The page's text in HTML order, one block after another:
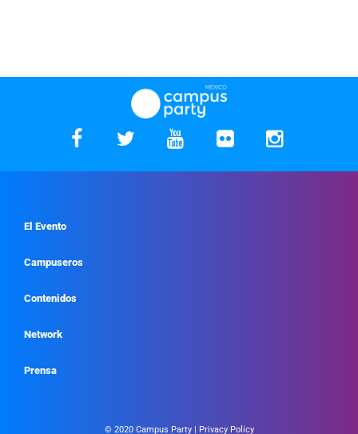
El Evento
Campuseros
Contenidos
Network
Prensa
© 2020 Campus Party | Privacy Policy